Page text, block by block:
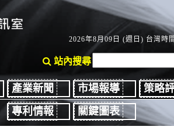
2026年8月09日 (週日) 台灣時
站內搜尋
產業新聞 市場報導
策略
專利情報
關鍵圖表